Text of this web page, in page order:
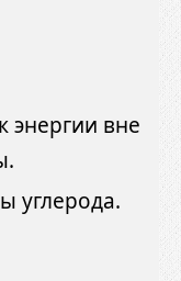
энергии вне
углерода.